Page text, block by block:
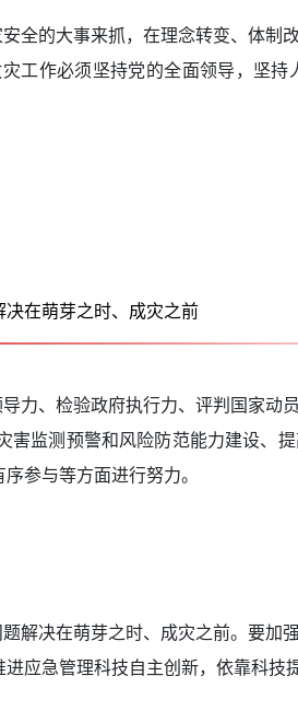
的大事来抓，在理念转变、体制
工作必须坚持党的全面领导，坚
在萌芽之时、成灾之前
、检验政府执行力、评判国家动
监测预警和风险防范能力建设、
参与等方面进行努力。
决在萌芽之时、成灾之前。要加
急管理科技自主创新，依靠科技